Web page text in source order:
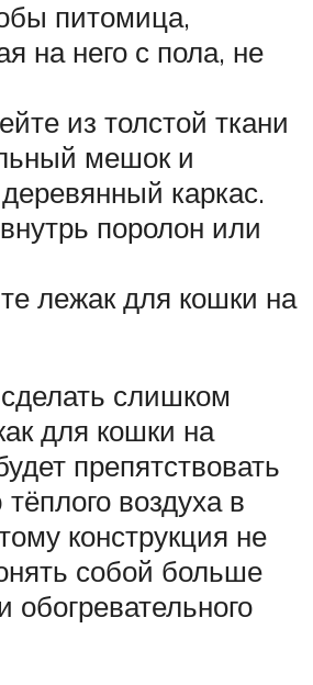
питомица,
на него с пола, не
из толстой ткани
мешок и
каркас.
поролон или
лежак для кошки на
слишком
для кошки на
препятствовать
воздуха в
конструкция не
собой больше